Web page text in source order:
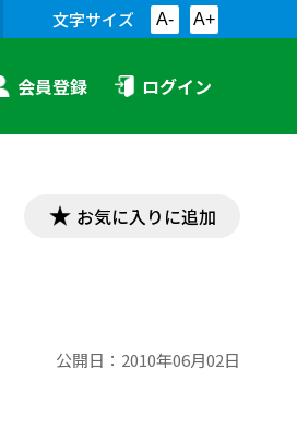
文字サイズ A- A+
会員登録 ログイン
お気に入りに追加
公開日： 2010年06月02日